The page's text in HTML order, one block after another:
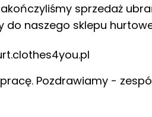
sprzedaż
do naszego sklepu
Pozdrawiamy -